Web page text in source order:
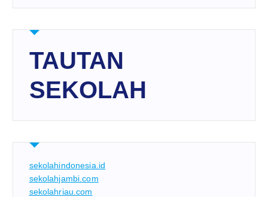
TAUTAN
SEKOLAH
sekolahindonesia.id
sekolahjambi.com
sekolahriau.com